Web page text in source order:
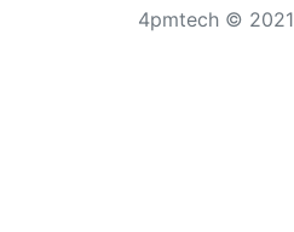
4pmtech © 2021